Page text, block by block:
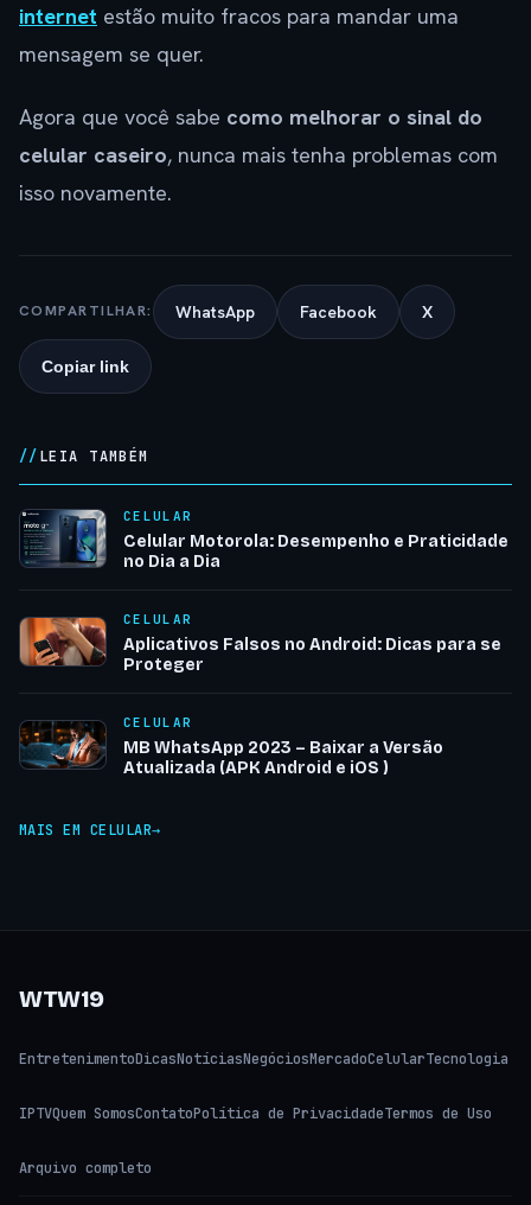
internet estão muito fracos para mandar uma
mensagem se quer.
Agora que você sabe como melhorar o sinal do
celular caseiro, nunca mais tenha problemas com
isso novamente.
COMPARTILHAR: WhatsApp Facebook X
Copiar link
LEIA TAMBÉM
CELULAR
Celular Motorola: Desempenho e Praticidade
no Dia a Dia
CELULAR
Aplicativos Falsos no Android: Dicas para se
Proteger
CELULAR
MB WhatsApp 2023 – Baixar a Versão
Atualizada (APK Android e iOS )
MAIS EM CELULAR
WTW19
EntretenimentoDicasNotíciasNegóciosMercadoCelularTecnologia
IPTVQuem SomosContatoPolítica de PrivacidadeTermos de Uso
Arquivo completo